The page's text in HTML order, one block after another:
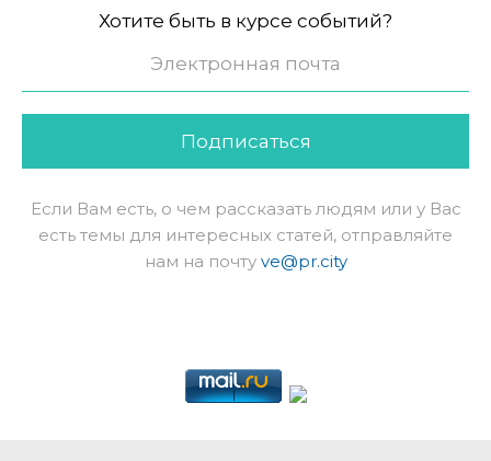
Хотите быть в курсе событий?
Подписаться
Если Вам есть, о чем рассказать людям или у Вас
есть темы для интересных статей, отправляйте
нам на почту ve@pr.city